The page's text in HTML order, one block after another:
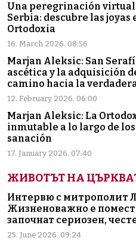
Una peregrinación virtual
Serbia: descubre las
Ortodoxia
16. March 2026. 08:56
Marjan Aleksic: San
ascética y la adquisición
camino hacia la
12. February 2026. 06:00
Marjan Aleksic: La
inmutable a lo largo de
sanación
17. January 2026. 07:40
ЖИВОТЪТ НА
Интервю с митрополит
Жизненоважно е
започнат сериозен,
25. June 2026. 09:24